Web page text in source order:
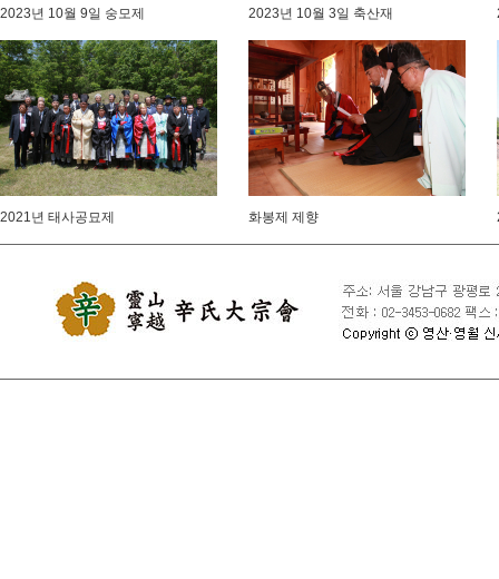
2023년 10월 9일 숭모제 2023년 10월 3일 축산재
2021년 태사공묘제 화봉제 제향